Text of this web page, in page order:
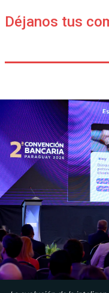
Déjanos tus